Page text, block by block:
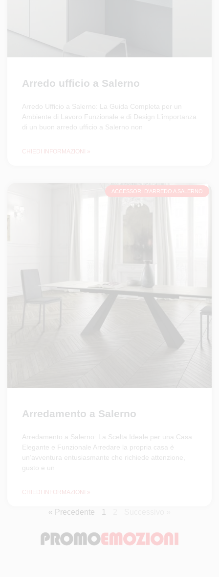
Arredo ufficio a Salerno
Arredo Ufficio a Salerno: La Guida Completa per un
Ambiente di Lavoro Funzionale e di Design L’importanza
di un buon arredo ufficio a Salerno non
CHIEDI INFORMAZIONI »
ACCESSORI D'ARREDO A SALERNO
Arredamento a Salerno
Arredamento a Salerno: La Scelta Ideale per una Casa
Elegante e Funzionale Arredare la propria casa è
un’avventura entusiasmante che richiede attenzione,
gusto e un
CHIEDI INFORMAZIONI »
« Precedente 1